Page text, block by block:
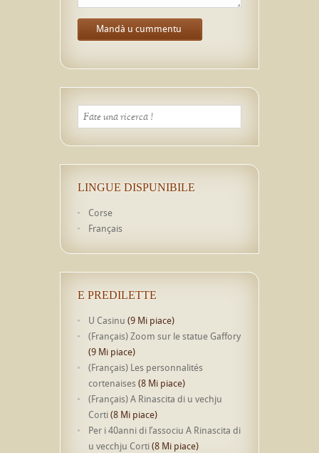
LINGUE DISPUNIBILE
Corse
Français
E PREDILETTE
U Casinu (9 Mi piace)
(Français) Zoom sur le statue Gaffory
(9 Mi piace)
(Français) Les personnalités
cortenaises (8 Mi piace)
(Français) A Rinascita di u vechju
Corti(8 Mi piace)
Per i 40anni di l’associu A Rinascita di
u vecchju Corti(8 Mi piace)